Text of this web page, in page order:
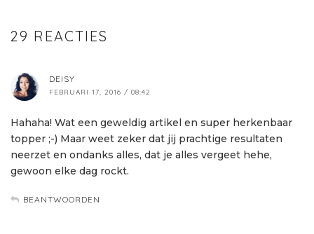
29 REACTIES
DEISY
FEBRUARI 17, 2016 / 08:42
Hahaha! Wat een geweldig artikel en super herkenbaar
topper ;-) Maar weet zeker dat jij prachtige resultaten
neerzet en ondanks alles, dat je alles vergeet hehe,
gewoon elke dag rockt.
BEANTWOORDEN